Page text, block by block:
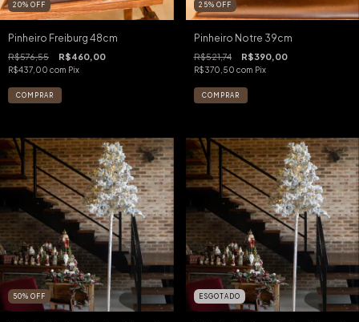
20% OFF
Pinheiro Freiburg 48cm
R$576,55 R$460,00
R$437,00 com Pix
25% OFF
Pinheiro Notre 39cm
R$521,74 R$390,00
R$370,50 com Pix
50% OFF ESGOTADO